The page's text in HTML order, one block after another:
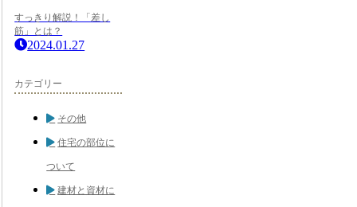
すっきり解説！「差し
筋」とは？
2024.01.27
カテゴリー
その他
住宅の部位に
ついて
建材と資材に